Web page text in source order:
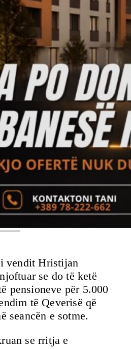
vendit Hristijan
se do të ketë
pensioneve për 5.000
të Qeverisë që
seancën e sotme.
se rritja e